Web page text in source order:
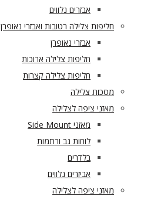
אבזרים נלווים
חליפות צלילה רטובות ואבזרי נאופרן
אבזרי נאופרן
חליפות צלילה ארוכות
חליפות צלילה קצרות
מסכות צלילה
מאזני ציפה לצלילה
מאזני Side Mount
לוחות גב ורתמות
בלדרים
אביזרים נלווים
מאזני ציפה לצלילה